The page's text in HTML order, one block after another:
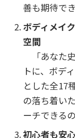
善も期待でき
ボディメイ
空間
「あなた
トに、ボデ
とした全17
の落ち着い
ーチできる
初心者も安